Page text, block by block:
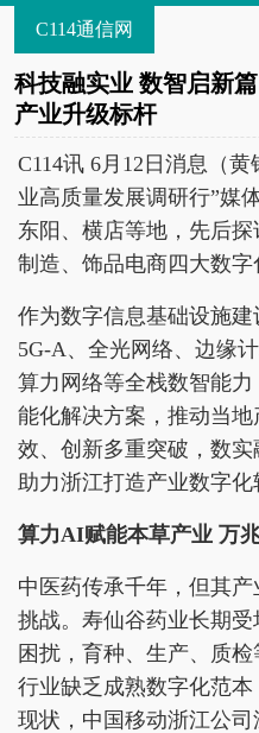
C114通信网
科技融实业 数智启新
产业升级标杆
C114讯 6月12日消息（
业高质量发展调研行”媒
东阳、横店等地，先后
制造、饰品电商四大数字
作为数字信息基础设施
5G-A、全光网络、边缘
算力网络等全栈数智能
能化解决方案，推动当
效、创新多重突破，数实
助力浙江打造产业数字化
算力AI赋能本草产业 万
中医药传承千年，但其
挑战。寿仙谷药业长期
困扰，育种、生产、质
行业缺乏成熟数字化范
现状，中国移动浙江公